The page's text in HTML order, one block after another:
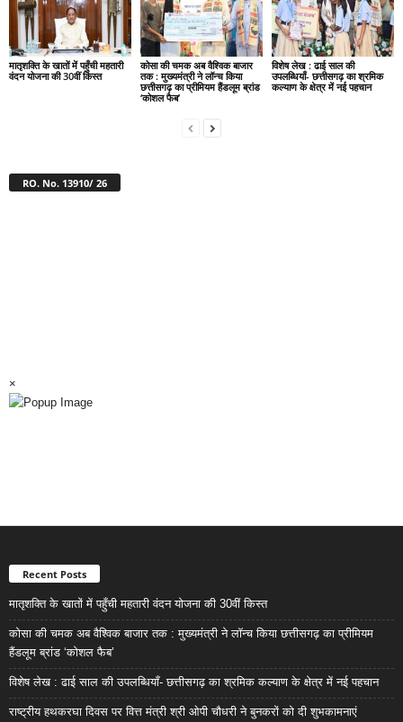
मातृशक्ति के खातों में पहुँची महतारी
वंदन योजना की 30वीं किस्त
कोसा की चमक अब वैश्विक बाजार
तक : मुख्यमंत्री ने लॉन्च किया
छत्तीसगढ़ का प्रीमियम हैंडलूम ब्रांड
‘कोशल फैब’
विशेष लेख : ढाई साल की
उपलब्धियाँ- छत्तीसगढ़ का श्रमिक
कल्याण के क्षेत्र में नई पहचान
RO. No. 13910/ 26
×
Recent Posts
मातृशक्ति के खातों में पहुँची महतारी वंदन योजना की 30वीं किस्त
कोसा की चमक अब वैश्विक बाजार तक : मुख्यमंत्री ने लॉन्च किया छत्तीसगढ़ का प्रीमियम
हैंडलूम ब्रांड ‘कोशल फैब’
विशेष लेख : ढाई साल की उपलब्धियाँ- छत्तीसगढ़ का श्रमिक कल्याण के क्षेत्र में नई पहचान
राष्ट्रीय हथकरघा दिवस पर वित्त मंत्री श्री ओपी चौधरी ने बुनकरों को दी शुभकामनाएं